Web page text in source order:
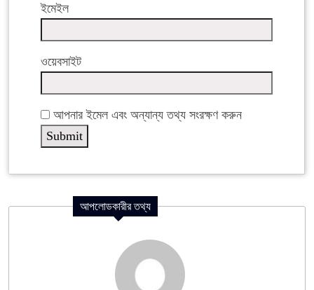
ইমেইল
ওয়েবসাইট
আপনার ইমেল এবং অন্যান্য তথ্য সংরক্ষণ করুন
আপলোডকারীর তথ্য